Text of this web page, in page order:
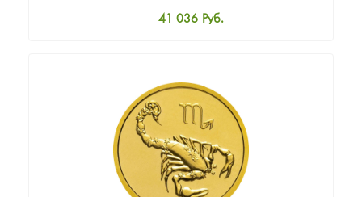
41 036 Руб.
Цена выкупа
35 540 Руб.